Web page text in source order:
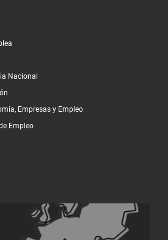
Nacional
Empresas y Empleo
Empleo